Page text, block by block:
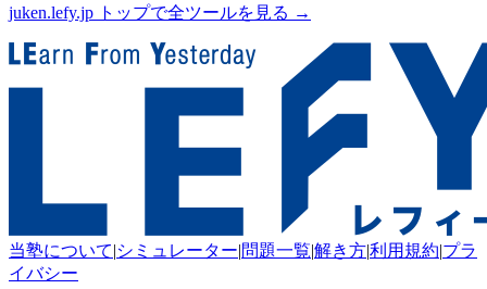
juken.lefy.jp トップで全ツールを見る →
当塾について|シミュレーター|問題一覧|解き方|利用規約|プラ
イバシー